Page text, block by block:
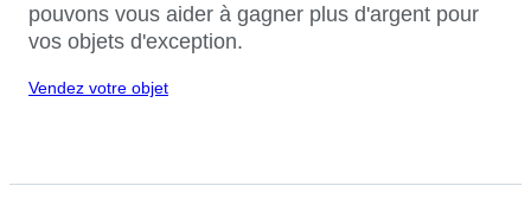
pouvons vous aider à gagner plus d'argent pour
vos objets d'exception.
Vendez votre objet